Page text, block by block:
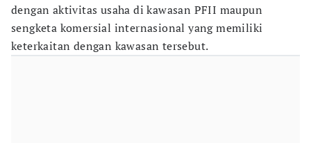
dengan aktivitas usaha di kawasan PFII maupun
sengketa komersial internasional yang memiliki
keterkaitan dengan kawasan tersebut.